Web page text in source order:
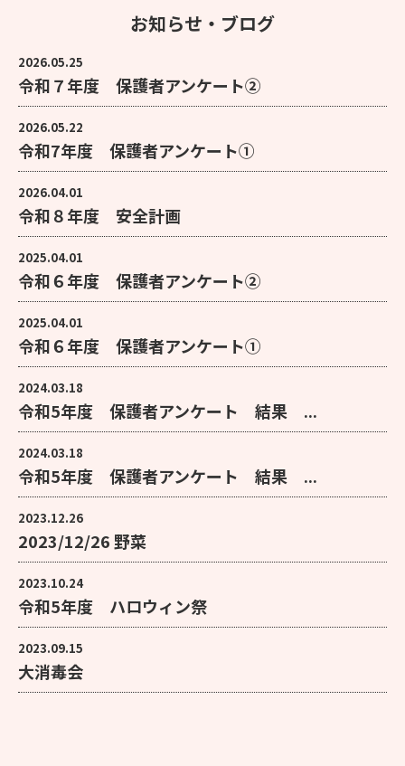
お知らせ・ブログ
2026.05.25
令和７年度 保護者アンケート②
2026.05.22
令和7年度 保護者アンケート①
2026.04.01
令和８年度 安全計画
2025.04.01
令和６年度 保護者アンケート②
2025.04.01
令和６年度 保護者アンケート①
2024.03.18
令和5年度 保護者アンケート 結果 ...
2024.03.18
令和5年度 保護者アンケート 結果 ...
2023.12.26
2023/12/26 野菜
2023.10.24
令和5年度 ハロウィン祭
2023.09.15
大消毒会